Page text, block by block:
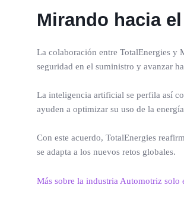
Mirando hacia
La colaboración entre TotalEnergies y
seguridad en el suministro y avanzar
La inteligencia artificial se perfila así
ayuden a optimizar su uso de la
Con este acuerdo, TotalEnergies
se adapta a los nuevos retos globales.
Más sobre la industria Automotriz solo